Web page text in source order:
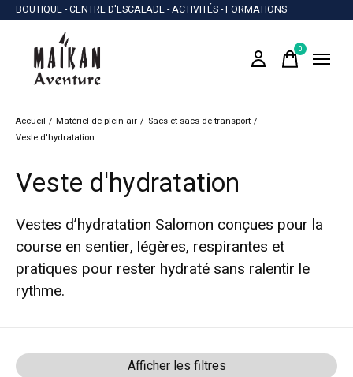
BOUTIQUE - CENTRE D'ESCALADE - ACTIVITÉS - FORMATIONS
0items
Accueil / Matériel de plein-air / Sacs et sacs de transport /
Veste d'hydratation
Veste d'hydratation
Vestes d’hydratation Salomon conçues pour la
course en sentier, légères, respirantes et
pratiques pour rester hydraté sans ralentir le
rythme.
Afficher les filtres